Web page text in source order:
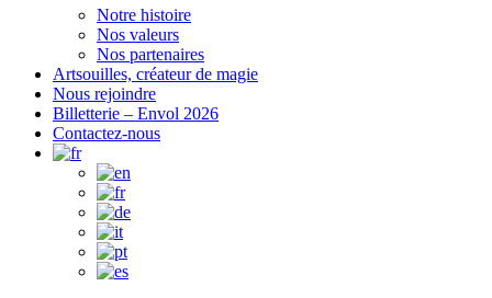
Notre histoire
Nos valeurs
Nos partenaires
Artsouilles, créateur de magie
Nous rejoindre
Billetterie – Envol 2026
Contactez-nous